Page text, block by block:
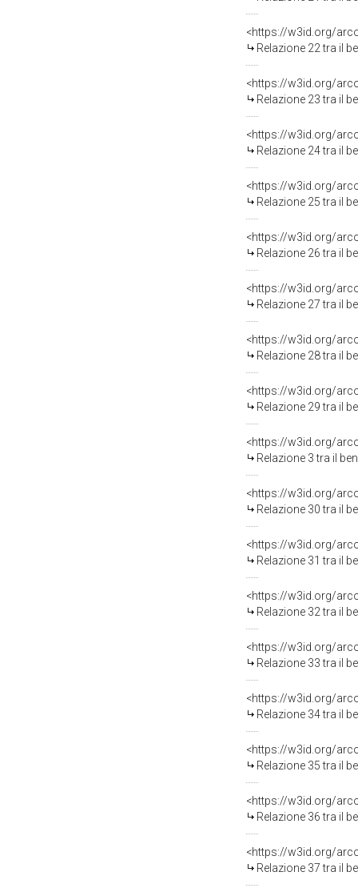
<https://w3id.org/
Relazione 22 tra il
<https://w3id.org/
Relazione 23 tra il
<https://w3id.org/
Relazione 24 tra il
<https://w3id.org/
Relazione 25 tra il
<https://w3id.org/
Relazione 26 tra il
<https://w3id.org/
Relazione 27 tra il
<https://w3id.org/
Relazione 28 tra il
<https://w3id.org/
Relazione 29 tra il
<https://w3id.org/
Relazione 3 tra il
<https://w3id.org/
Relazione 30 tra il
<https://w3id.org/
Relazione 31 tra il
<https://w3id.org/
Relazione 32 tra il
<https://w3id.org/
Relazione 33 tra il
<https://w3id.org/
Relazione 34 tra il
<https://w3id.org/
Relazione 35 tra il
<https://w3id.org/
Relazione 36 tra il
<https://w3id.org/
Relazione 37 tra il